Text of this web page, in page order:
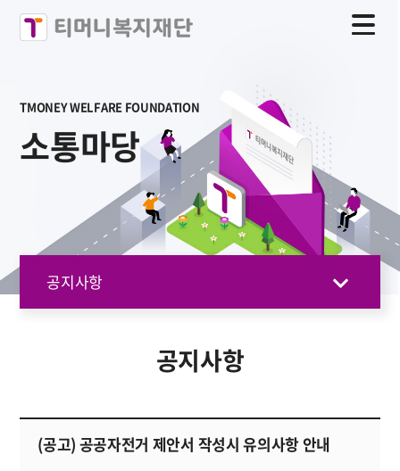
TMONEY WELFARE FOUNDATION
소통마당
공지사항
공지사항
(공고) 공공자전거 제안서 작성시 유의사항 안내